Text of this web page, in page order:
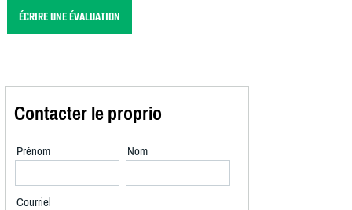
ÉCRIRE UNE ÉVALUATION
Contacter le proprio
Prénom Nom
Courriel